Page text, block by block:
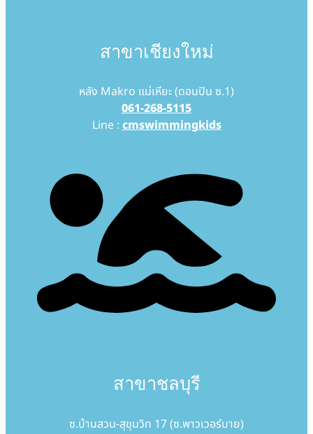
สาขาเชียงใหม่
หลัง Makro แม่เหียะ (ดอนปิน ซ.1)
061-268-5115
Line :cmswimmingkids
สาขาชลบุรี
ซ.บ้านสวน-สุขุมวิท 17 (ซ.พาวเวอร์บาย)